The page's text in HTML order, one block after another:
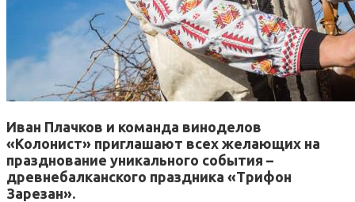
Иван Плачков и команда виноделов
«Колонист» приглашают всех желающих на
празднование уникального события –
древнебалканского праздника «Трифон
Зарезан».